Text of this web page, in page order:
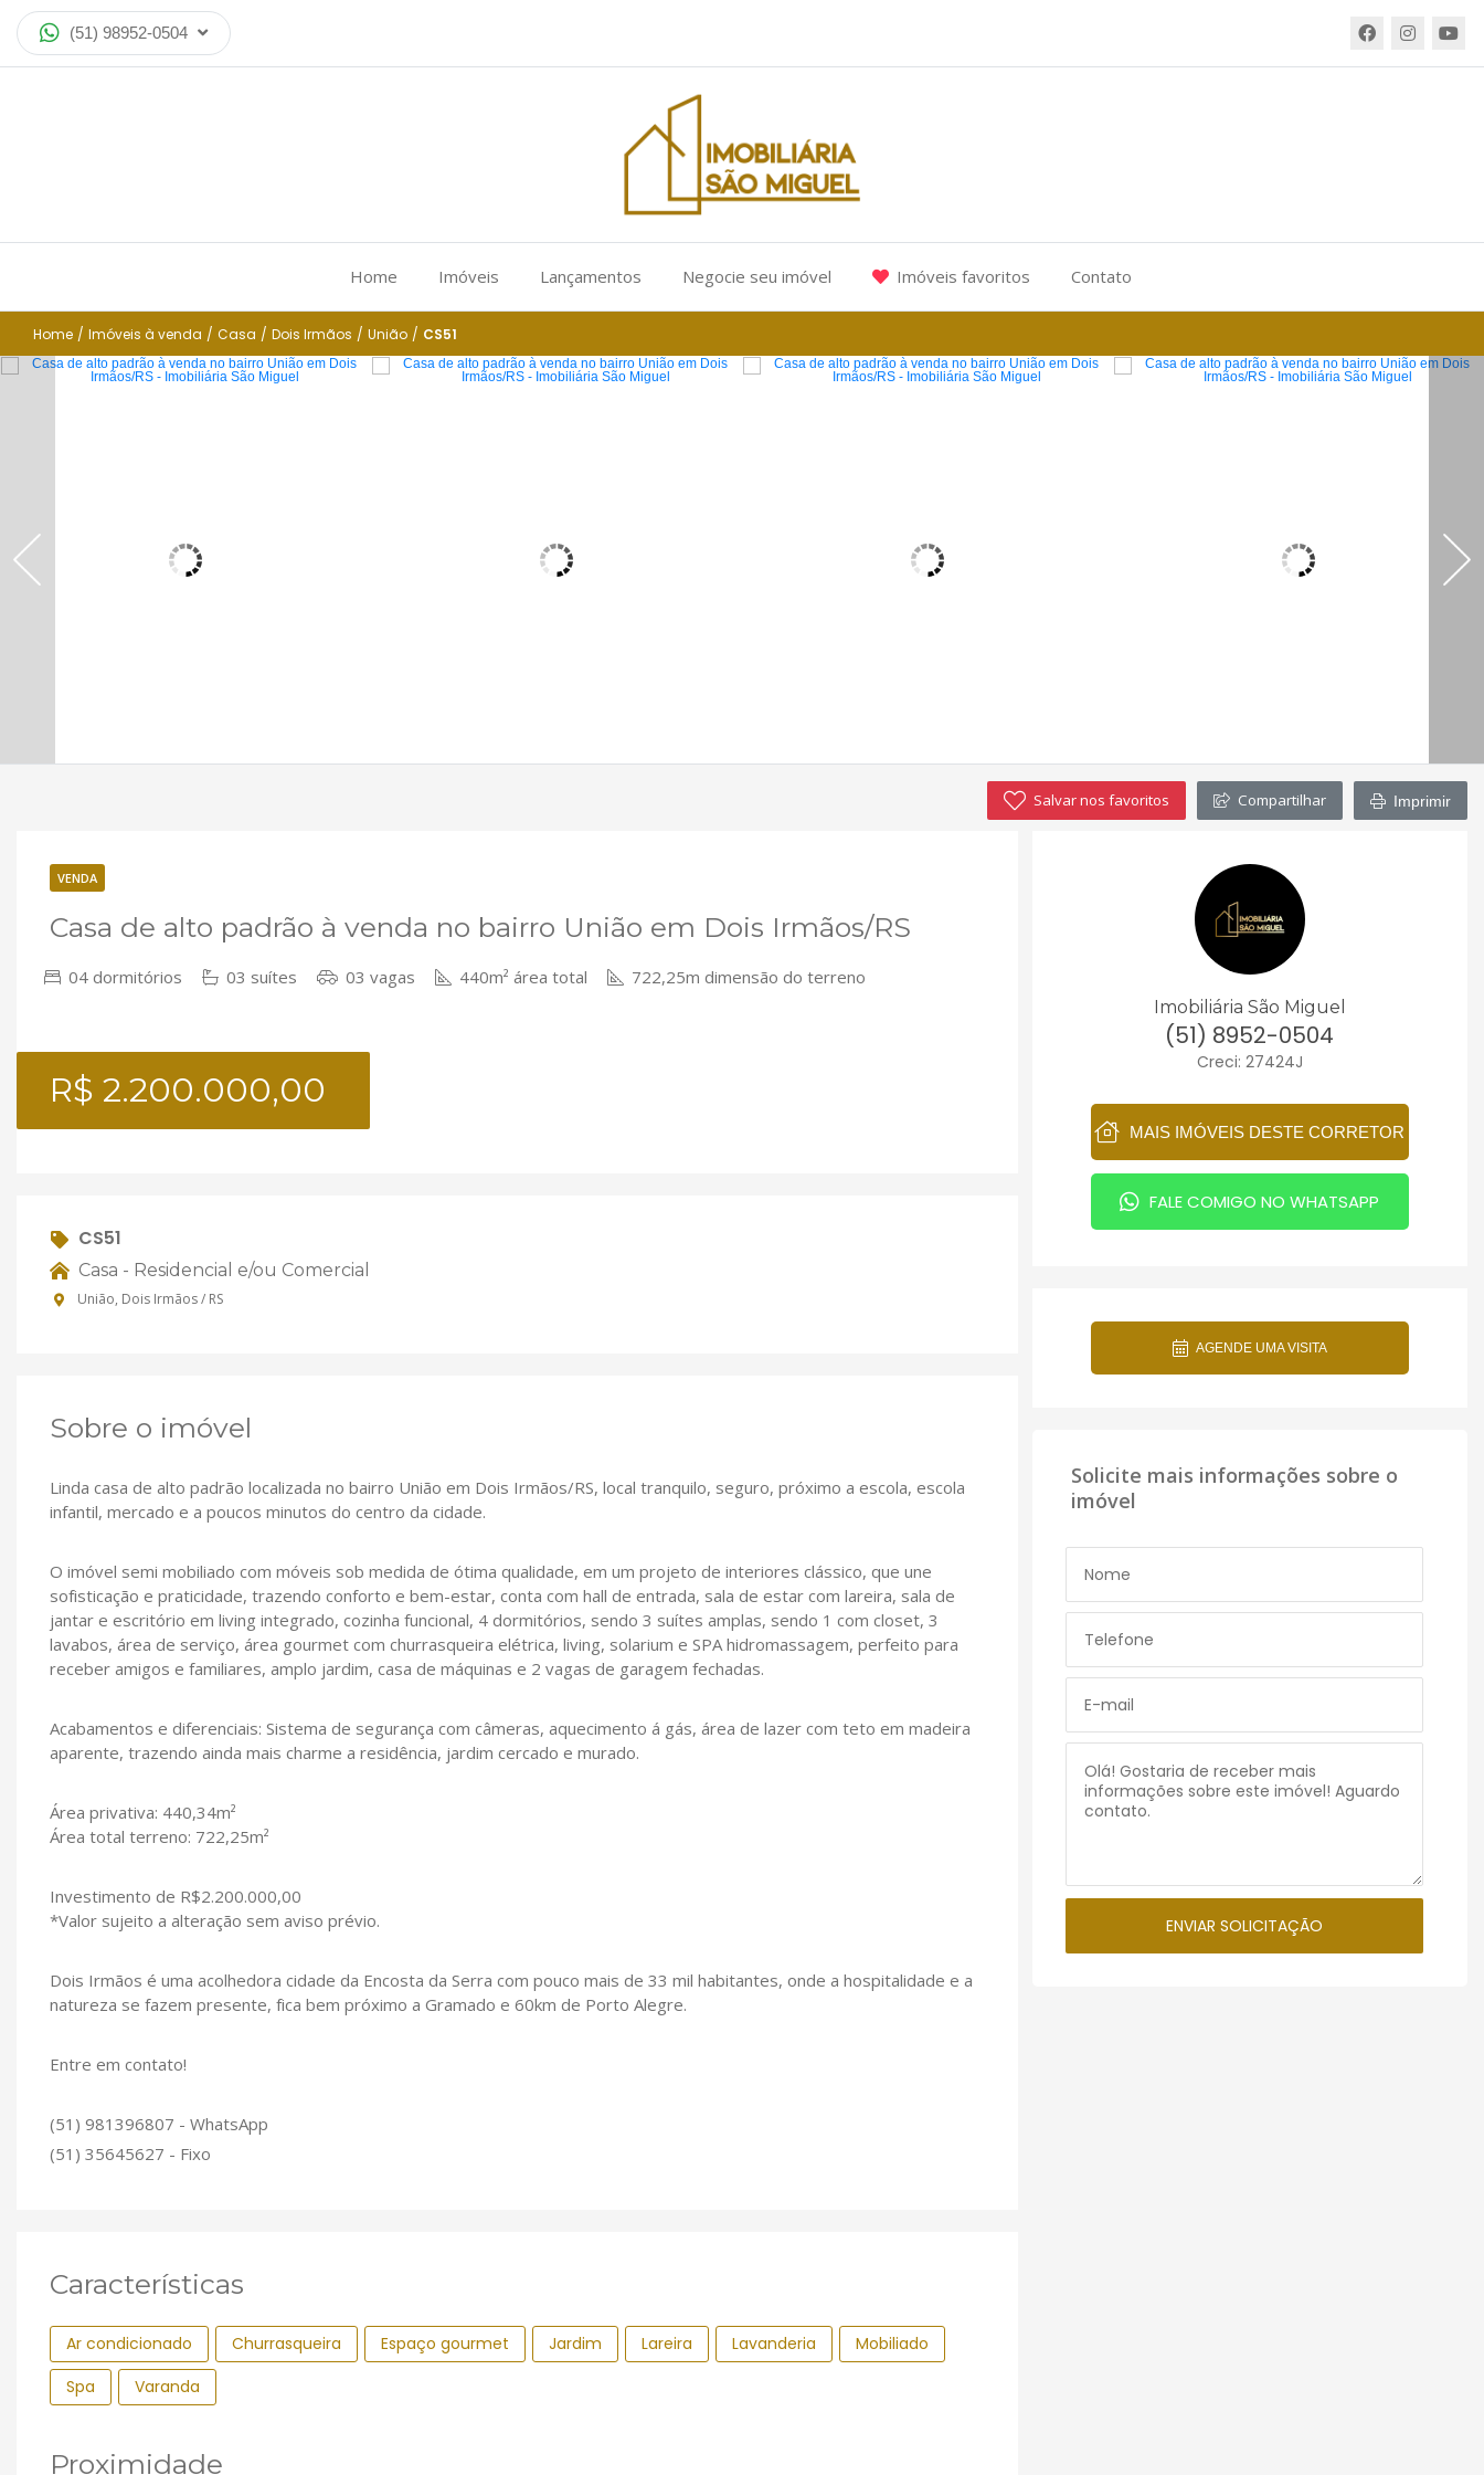
(51) 98952-0504
Home Imóveis Lançamentos Negocie seu imóvel Imóveis favoritos Contato
Home / Imóveis à venda / Casa / Dois Irmãos / União / CS51
Salvar nos favoritos Compartilhar Imprimir
VENDA
Casa de alto padrão à venda no bairro União em Dois Irmãos/RS
04 dormitórios 03 suítes 03 vagas 440m² área total 722,25m dimensão do terreno
R$ 2.200.000,00
CS51
Casa - Residencial e/ou Comercial
União, Dois Irmãos / RS
Sobre o imóvel
Linda casa de alto padrão localizada no bairro União em Dois Irmãos/RS, local tranquilo, seguro, próximo a escola, escola
infantil, mercado e a poucos minutos do centro da cidade.
O imóvel semi mobiliado com móveis sob medida de ótima qualidade, em um projeto de interiores clássico, que une
sofisticação e praticidade, trazendo conforto e bem-estar, conta com hall de entrada, sala de estar com lareira, sala de
jantar e escritório em living integrado, cozinha funcional, 4 dormitórios, sendo 3 suítes amplas, sendo 1 com closet, 3
lavabos, área de serviço, área gourmet com churrasqueira elétrica, living, solarium e SPA hidromassagem, perfeito para
receber amigos e familiares, amplo jardim, casa de máquinas e 2 vagas de garagem fechadas.
Acabamentos e diferenciais: Sistema de segurança com câmeras, aquecimento á gás, área de lazer com teto em madeira
aparente, trazendo ainda mais charme a residência, jardim cercado e murado.
Área privativa: 440,34m²
Área total terreno: 722,25m²
Investimento de R$2.200.000,00
*Valor sujeito a alteração sem aviso prévio.
Dois Irmãos é uma acolhedora cidade da Encosta da Serra com pouco mais de 33 mil habitantes, onde a hospitalidade e a
natureza se fazem presente, fica bem próximo a Gramado e 60km de Porto Alegre.
Entre em contato!
(51) 981396807 - WhatsApp
(51) 35645627 - Fixo
Características
Ar condicionado Churrasqueira Espaço gourmet Jardim Lareira Lavanderia
Mobiliado
Spa
Varanda
Proximidade
Imobiliária São Miguel
(51) 8952-0504
Creci: 27424J
MAIS IMÓVEIS DESTE CORRETOR
FALE COMIGO NO WHATSAPP
AGENDE UMA VISITA
Solicite mais informações sobre o
imóvel